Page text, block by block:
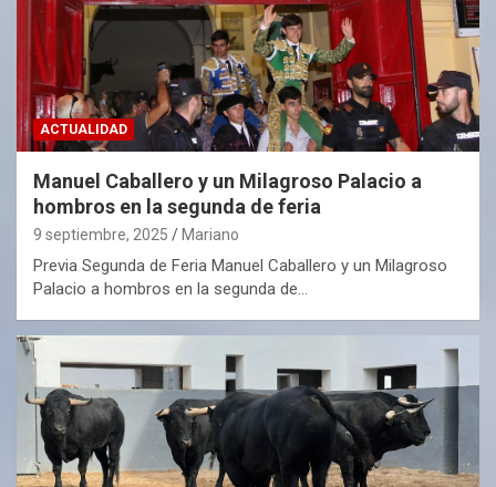
ACTUALIDAD
Manuel Caballero y un Milagroso Palacio a
hombros en la segunda de feria
9 septiembre, 2025 Mariano
Previa Segunda de Feria Manuel Caballero y un Milagroso
Palacio a hombros en la segunda de…